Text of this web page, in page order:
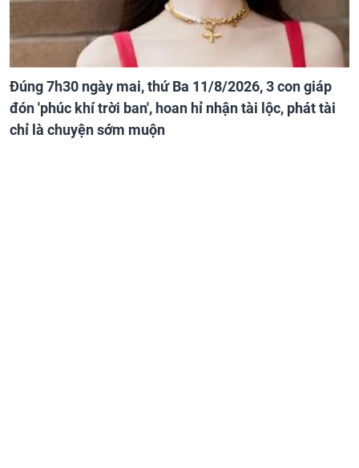
Đúng 7h30 ngày mai, thứ Ba 11/8/2026, 3 con giáp
đón 'phúc khí trời ban', hoan hỉ nhận tài lộc, phát tài
chỉ là chuyện sớm muộn